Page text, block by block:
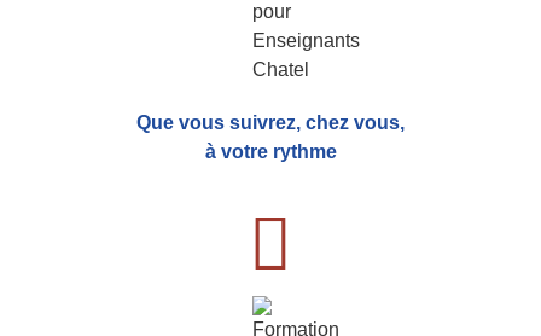
Que vous suivrez, chez vous,
à votre rythme